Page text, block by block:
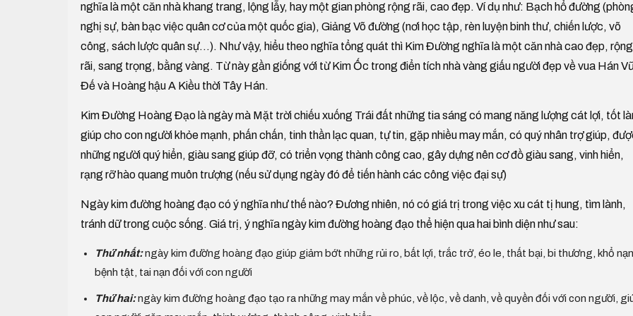
nghĩa là một căn nhà khang trang, lộng lẫy, hay một gian phòng rộng rãi, cao đẹp. Ví dụ như: Bạch hổ đường
nghị sự, bàn bạc việc quân cơ của một quốc gia), Giảng Võ đường (nơi học tập, rèn luyện binh thư, chiến lược, võ
công, sách lược quân sự...). Như vậy, hiểu theo nghĩa tổng quát thì Kim Đường nghĩa là một căn nhà cao đẹp, rộng
rãi, sang trọng, bằng vàng. Từ này gần giống với từ Kim Ốc trong điển tích nhà vàng giấu người đẹp về vua Hán
Đế và Hoàng hậu A Kiều thời Tây Hán.
Kim Đường Hoàng Đạo là ngày mà Mặt trời chiếu xuống Trái đất những tia sáng có mang năng lượng cát lợi, tốt
giúp cho con người khỏe mạnh, phấn chấn, tinh thần lạc quan, tự tin, gặp nhiều may mắn, có quý nhân trợ giúp,
những người quý hiển, giàu sang giúp đỡ, có triển vọng thành công cao, gây dựng nên cơ đồ giàu sang, vinh hiển,
rạng rỡ hào quang muôn trượng (nếu sử dụng ngày đó để tiến hành các công việc đại sự)
Ngày kim đường hoàng đạo có ý nghĩa như thế nào? Đương nhiên, nó có giá trị trong việc xu cát tị hung, tìm lành,
tránh dữ trong cuộc sống. Giá trị, ý nghĩa ngày kim đường hoàng đạo thể hiện qua hai bình diện như sau:
Thứ nhất:ngày kim đường hoàng đạo giúp giảm bớt những rủi ro, bất lợi, trắc trở, éo le, thất bại, bi thương, khổ
bệnh tật, tai nạn đối với con người
Thứ hai:ngày kim đường hoàng đạo tạo ra những may mắn về phúc, về lộc, về danh, về quyền đối với con người,